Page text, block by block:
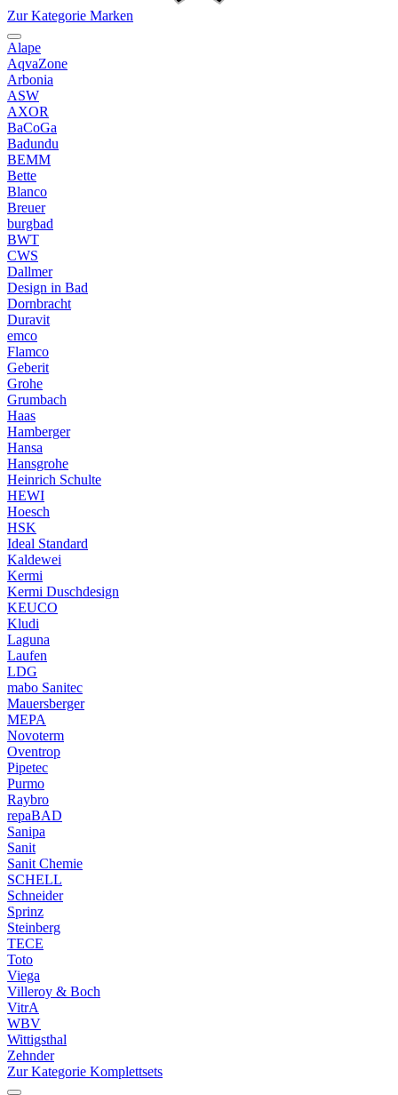
Zur Kategorie Marken
Alape
AqvaZone
Arbonia
ASW
AXOR
BaCoGa
Badundu
BEMM
Bette
Blanco
Breuer
burgbad
BWT
CWS
Dallmer
Design in Bad
Dornbracht
Duravit
emco
Flamco
Geberit
Grohe
Grumbach
Haas
Hamberger
Hansa
Hansgrohe
Heinrich Schulte
HEWI
Hoesch
HSK
Ideal Standard
Kaldewei
Kermi
Kermi Duschdesign
KEUCO
Kludi
Laguna
Laufen
LDG
mabo Sanitec
Mauersberger
MEPA
Novoterm
Oventrop
Pipetec
Purmo
Raybro
repaBAD
Sanipa
Sanit
Sanit Chemie
SCHELL
Schneider
Sprinz
Steinberg
TECE
Toto
Viega
Villeroy & Boch
VitrA
WBV
Wittigsthal
Zehnder
Zur Kategorie Komplettsets